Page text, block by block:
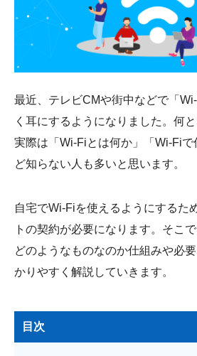
お問い合わせ
最近、テレビCMや街中などで「
く耳にするようになりました。何
実際は「Wi-Fiとは何か」「Wi-Fiで
ど知らない人も多いと思います。
自宅でWi-Fiを使えるようにするた
トの契約が必要になります。そこ
どのようなものなのか仕組みや必
かりやすく解説していきます。
目次